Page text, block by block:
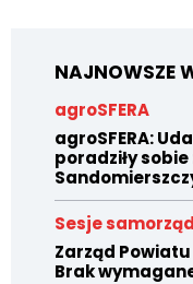
NAJNOWSZE
agroSFERA
agroSFERA:
poradziły sobie
Sesje
Zarząd
Brak